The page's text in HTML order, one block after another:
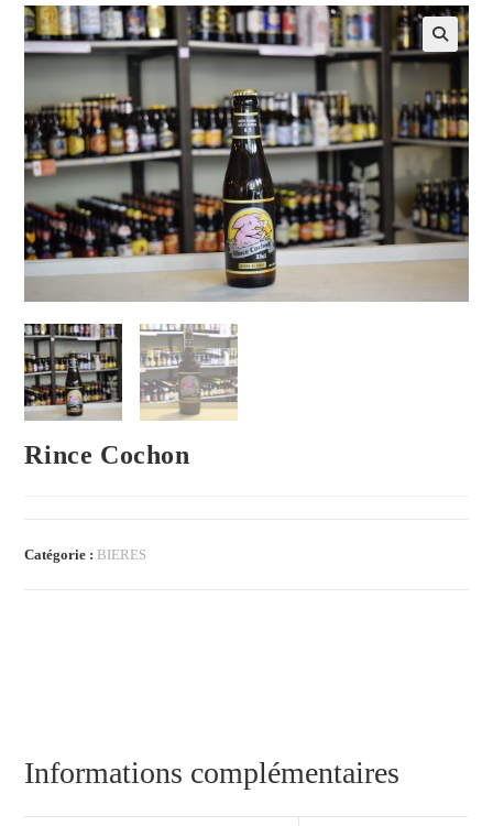
Rince Cochon
Catégorie : BIERES
Informations complémentaires